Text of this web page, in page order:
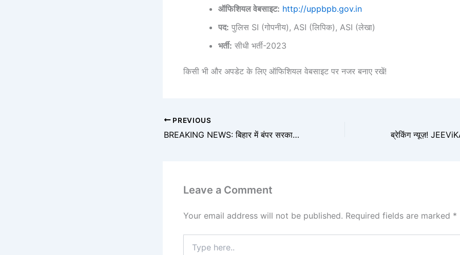
ऑफिशियल वेबसाइट: http://uppbpb.gov.in
पद: पुलिस SI (गोपनीय), ASI (लिपिक), ASI (लेखा)
भर्ती: सीधी भर्ती-2023
किसी भी और अपडेट के लिए ऑफिशियल वेबसाइट पर नजर बनाए रखें!
PREVIOUS
BREAKING NEWS: बिहार में बंपर सरकारी नौकरी! डेयरी फील्ड ऑफिसर और डेयरी टेक्निकल ऑफिसर के 68 पदों पर निकली भर्ती, ऐसे करें आवेदन
Leave a Comment
Your email address will not be published. Required fields are marked *
here..